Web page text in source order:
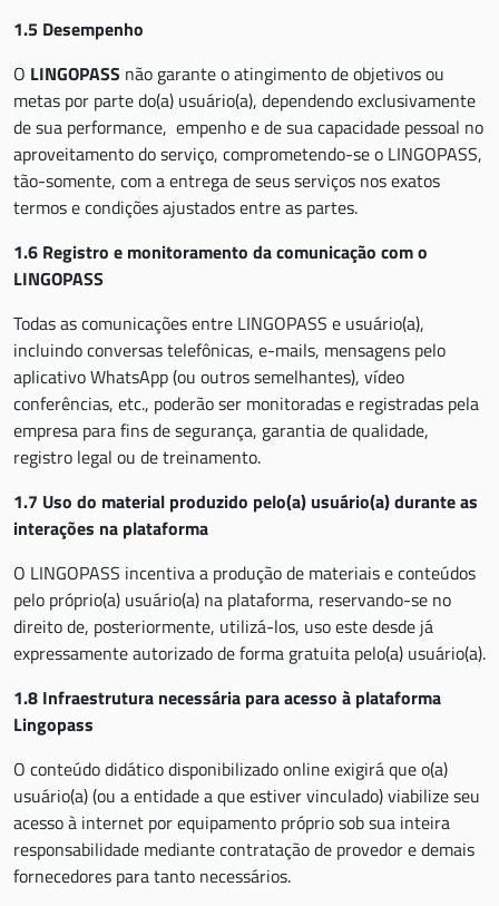
1.5 Desempenho
O LINGOPASS não garante o atingimento de objetivos ou
metas por parte do(a) usuário(a), dependendo exclusivamente
de sua performance, empenho e de sua capacidade pessoal no
aproveitamento do serviço, comprometendo-se o LINGOPASS,
tão-somente, com a entrega de seus serviços nos exatos
termos e condições ajustados entre as partes.
1.6 Registro e monitoramento da comunicação com o
LINGOPASS
Todas as comunicações entre LINGOPASS e usuário(a),
incluindo conversas telefônicas, e-mails, mensagens pelo
aplicativo WhatsApp (ou outros semelhantes), vídeo
conferências, etc., poderão ser monitoradas e registradas pela
empresa para fins de segurança, garantia de qualidade,
registro legal ou de treinamento.
1.7 Uso do material produzido pelo(a) usuário(a) durante as
interações na plataforma
O LINGOPASS incentiva a produção de materiais e conteúdos
pelo próprio(a) usuário(a) na plataforma, reservando-se no
direito de, posteriormente, utilizá-los, uso este desde já
expressamente autorizado de forma gratuita pelo(a) usuário(a).
1.8 Infraestrutura necessária para acesso à plataforma
Lingopass
O conteúdo didático disponibilizado online exigirá que o(a)
usuário(a) (ou a entidade a que estiver vinculado) viabilize seu
acesso à internet por equipamento próprio sob sua inteira
responsabilidade mediante contratação de provedor e demais
fornecedores para tanto necessários.